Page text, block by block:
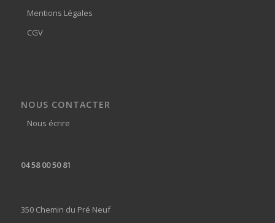
Mentions Légales
CGV
NOUS CONTACTER
Nous écrire
04 58 00 50 81
350 Chemin du Pré Neuf